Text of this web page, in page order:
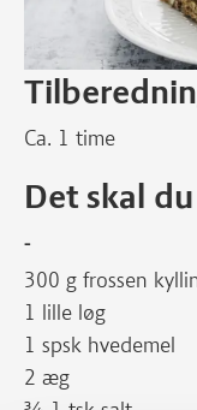
Ca. 1 time
Det skal
-
300 g frossen
1 lille løg
1 spsk hvedemel
2 æg